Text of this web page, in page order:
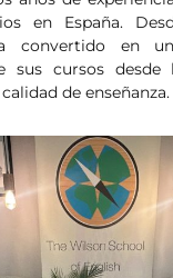
en España.
convertido en
sus cursos
de enseñanza.